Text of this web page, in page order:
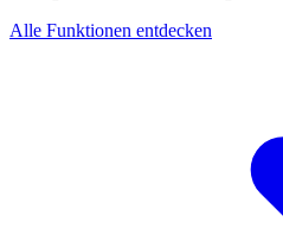
Alle Funktionen entdecken